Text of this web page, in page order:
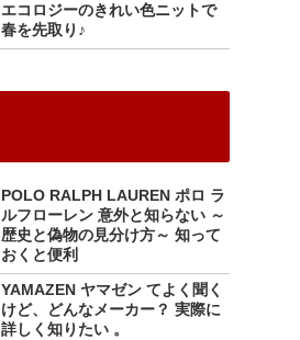
エコロジーのきれい色ニットで
春を先取り♪
POLO RALPH LAUREN ポロ ラ
ルフローレン 意外と知らない ～
歴史と偽物の見分け方～ 知って
おくと便利
YAMAZEN ヤマゼン てよく聞く
けど、どんなメーカー？ 実際に
詳しく知りたい 。